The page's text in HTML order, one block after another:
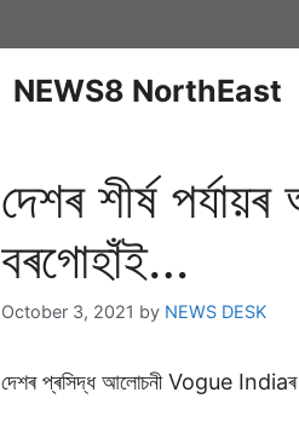
NEWS8 NorthEast
দেশৰ শীৰ্ষ
বৰগোহাঁই…
October 3, 2021 by NEWS DESK
দেশৰ প্ৰসিদ্ধ আলোচনী Vogue Indiaৰ